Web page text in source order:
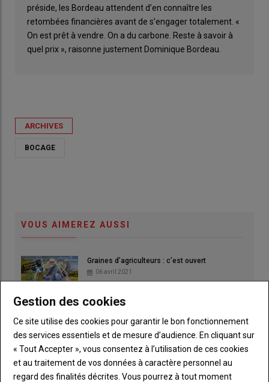
préside, les Bordeau attendent d’en connaître les
retombées financières avant de s’engager totalement. «
On est prêt à vendre. On a du carbone. Reste à savoir à
quel prix », raisonne justement Dominique Bordeau.
ARCHIVES
BOCAGE
VOUS AIMEREZ AUSSI
Graines d’agriculteurs : c’est ouvert
06 avril 2021
30 décembre 2020
Une nouvelle tête au Crédit Agricole de la
Mayenne
Gestion des cookies
Ce site utilise des cookies pour garantir le bon fonctionnement
des services essentiels et de mesure d’audience. En cliquant sur
« Tout Accepter », vous consentez à l’utilisation de ces cookies
et au traitement de vos données à caractère personnel au
regard des finalités décrites. Vous pourrez à tout moment